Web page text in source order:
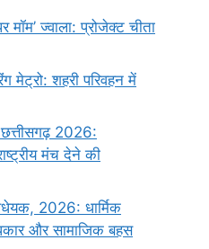
मॉम’ ज्वाला: प्रोजेक्ट चीता
मेट्रो: शहरी परिवहन में
छत्तीसगढ़ 2026:
मंच देने की
2026: धार्मिक
और सामाजिक बहस